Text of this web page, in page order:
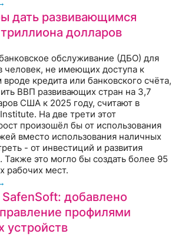
дать развивающимся
долларов
обслуживание (ДБО) для
человек, не имеющих доступа к
кредита или банковского счёта,
ВВП развивающих стран на 3,7
США к 2025 году, считают в
На две трети этот
произошёл бы от использования
вместо использования наличных
- от инвестиций и развития
Также это могло бы создать более 95
рабочих мест.
добавлено
профилями